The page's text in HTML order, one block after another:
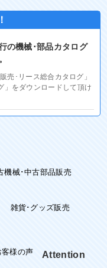
の機械･部品カタログ
売･リース総合カタログ」
」をダウンロードして頂け
機械･中古部品販売
雑貨･グッズ販売
客様の声 Attention